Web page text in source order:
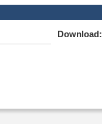
Download: